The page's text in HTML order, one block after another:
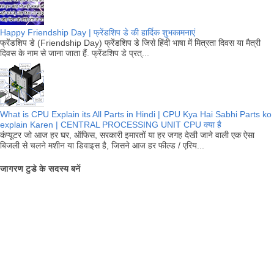
Happy Friendship Day | फ्रेंडशिप डे की हार्दिक शुभकामनाएं
फ्रेंडशिप डे (Friendship Day) फ्रेंडशिप डे जिसे हिंदी भाषा में मित्रता दिवस या मैत्री
दिवस के नाम से जाना जाता हैं. फ्रेंडशिप डे प्रत्...
What is CPU Explain its All Parts in Hindi | CPU Kya Hai Sabhi Parts ko
explain Karen | CENTRAL PROCESSING UNIT CPU क्या है
कंप्यूटर जो आज हर घर, ऑफिस, सरकारी इमारतों या हर जगह देखी जाने वाली एक ऐसा
बिजली से चलने मशीन या डिवाइस है, जिसने आज हर फील्ड / एरिय...
जागरण टुडे के सदस्य बनें